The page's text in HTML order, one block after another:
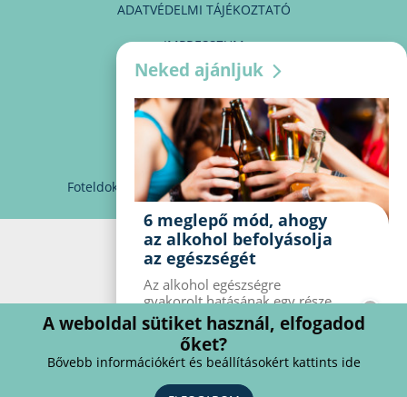
ADATVÉDELMI TÁJÉKOZTATÓ
IMPRESSZUM
MÉDIAAJÁNLAT
PARTNEREINK
KAPCSOLAT
Foteldoki info@foteldoki.hu Süti beállítások
Neked ajánljuk
6 meglepő mód, ahogy
az alkohol befolyásolja
az egészségét
Az alkohol egészségre
gyakorolt ​​hatásának egy része
jól ismert, mások azonban
meglepők lehetnek. Van hat
kevésbé ismert hatás, amelyet
az alkohol gyakorol a
szervezetre.
A weboldal sütiket használ, elfogadod
őket?
Bővebb információkért és beállításokért kattints ide